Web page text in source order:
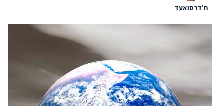
ח'דר סואעד